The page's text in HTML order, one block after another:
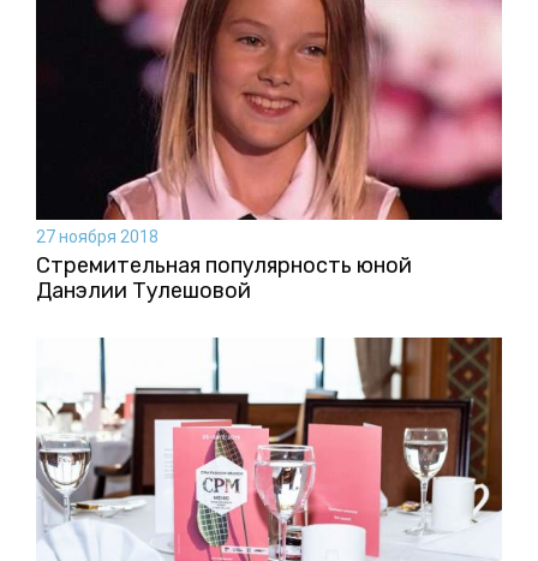
27 ноября 2018
Стремительная популярность юной
Данэлии Тулешовой